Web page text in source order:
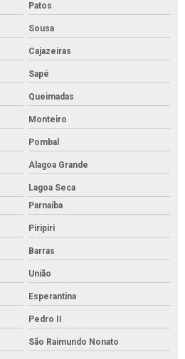
Patos
Sousa
Cajazeiras
Sapé
Queimadas
Monteiro
Pombal
Alagoa Grande
Lagoa Seca
Parnaíba
Piripiri
Barras
União
Esperantina
Pedro II
São Raimundo Nonato